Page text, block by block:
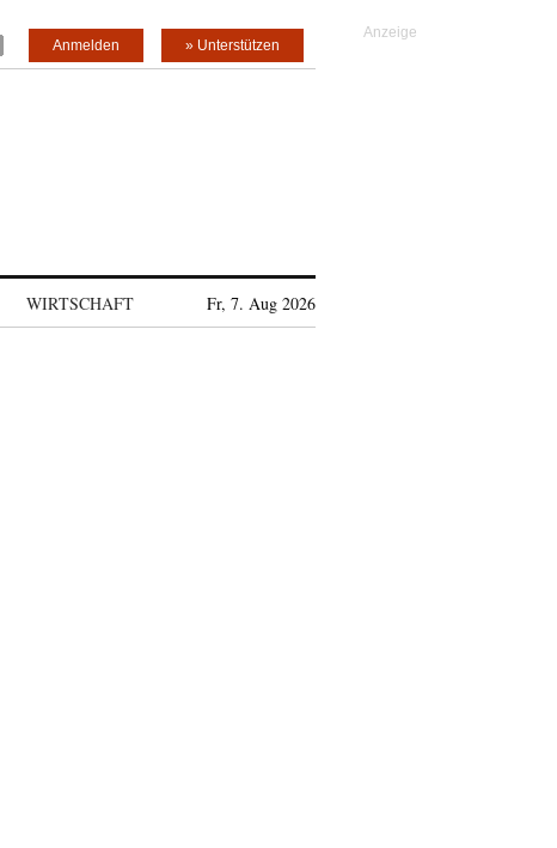
» Unterstützen
Anmelden
WIRTSCHAFT Fr, 7. Aug 2026